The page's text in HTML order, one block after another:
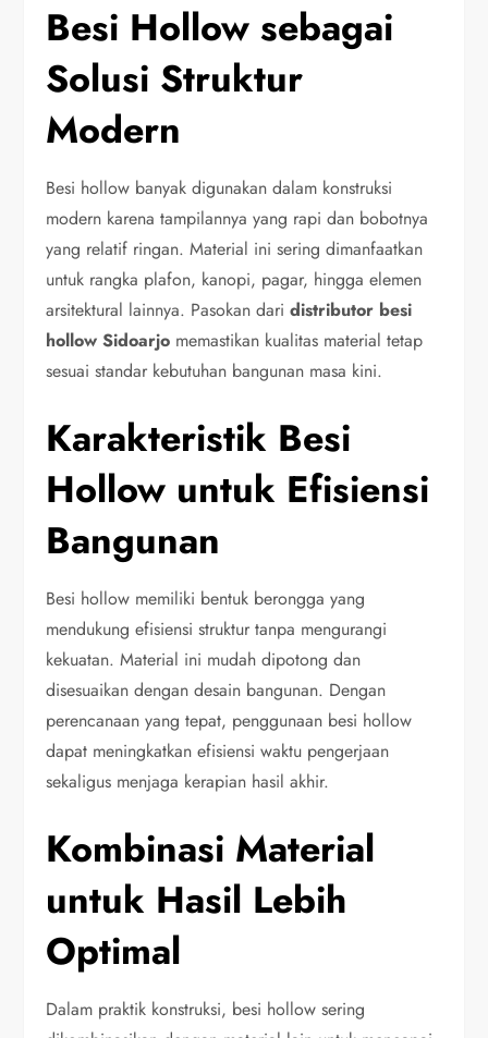
Besi Hollow sebagai
Solusi Struktur
Modern
Besi hollow banyak digunakan dalam konstruksi
modern karena tampilannya yang rapi dan bobotnya
yang relatif ringan. Material ini sering dimanfaatkan
untuk rangka plafon, kanopi, pagar, hingga elemen
arsitektural lainnya. Pasokan daridistributor besi
hollow Sidoarjo memastikan kualitas material tetap
sesuai standar kebutuhan bangunan masa kini.
Karakteristik Besi
Hollow untuk Efisiensi
Bangunan
Besi hollow memiliki bentuk berongga yang
mendukung efisiensi struktur tanpa mengurangi
kekuatan. Material ini mudah dipotong dan
disesuaikan dengan desain bangunan. Dengan
perencanaan yang tepat, penggunaan besi hollow
dapat meningkatkan efisiensi waktu pengerjaan
sekaligus menjaga kerapian hasil akhir.
Kombinasi Material
untuk Hasil Lebih
Optimal
Dalam praktik konstruksi, besi hollow sering